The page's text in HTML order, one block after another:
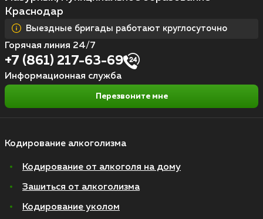
Кодирование алкоголизма
Кодирование от алкоголя на дому
Зашиться от алкоголизма
Кодирование уколом
Краснодар
Выездные бригады работают круглосуточно
Горячая линия 24/7
+7 (861) 217-63-69
Информационная служба
Перезвоните мне